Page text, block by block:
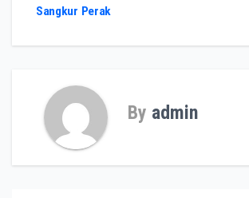
Sangkur Perak
By admin